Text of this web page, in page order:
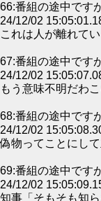
66:番組の途中です
24/12/02
これは人が離れて
67:番組の途中です
24/12/02
もう意味不明だわ
68:番組の途中です
24/12/02
偽物ってことにし
69:番組の途中です
24/12/02
知事「そもそも知ら